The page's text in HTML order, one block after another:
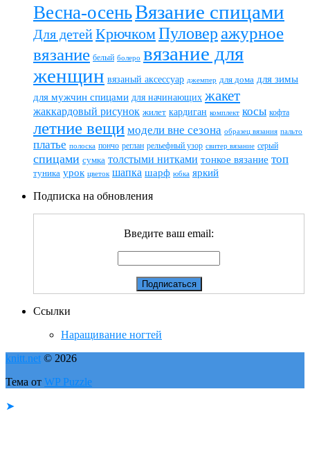
Весна-осеньВязание спицами
Для детейКрючкомПуловер ажурное
вязание белый болеро вязание для
женщин вязаный аксессуар джемпер для дома для зимы
для мужчин спицами для начинающих жакет
жаккардовый рисунок жилет кардиган комплект косы кофта
летние вещи модели вне сезона образец вязания пальто
платье полоска пончо реглан рельефный узор свитер вязание серый
спицами сумка толстыми нитками тонкое вязание топ
туника урок цветок шапка шарф юбка яркий
Подписка на обновления
Введите ваш email:
Ссылки
Наращивание ногтей
knitt.net © 2026
Тема от WP Puzzle
➤